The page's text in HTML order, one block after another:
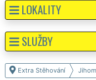
Extra Stěhování
LOKALITY
SLUŽBY